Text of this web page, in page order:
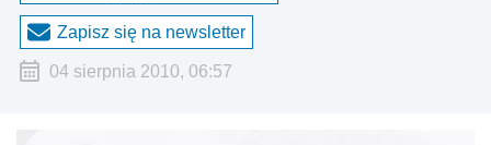
Zapisz się na newsletter
04 sierpnia 2010, 06:57